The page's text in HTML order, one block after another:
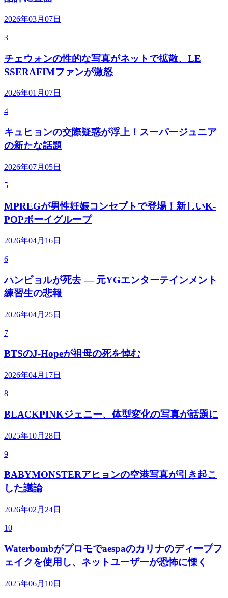
2026年03月07日
3
チェウォンの性的な写真がネットで拡散、LE
SSERAFIMファンが激怒
2026年01月07日
4
キュヒョンの交際疑惑が浮上！スーパージュニア
の新たな話題
2026年07月05日
5
MPREGが男性妊娠コンセプトで登場！新しいK-
POPボーイグループ
2026年04月16日
6
ハンビョルが死去 — 元YGエンターテインメント
練習生の悲報
2026年04月25日
7
BTSのJ-Hopeが祖母の死を悼む
2026年04月17日
8
BLACKPINKジェニー、体型変化の写真が話題に
2025年10月28日
9
BABYMONSTERアヒョンの空港写真が引き起こ
した議論
2026年02月24日
10
Waterbombがプロモでaespaのカリナのディープフ
ェイクを使用し、ネットユーザーが恐怖に慄く
2025年06月10日